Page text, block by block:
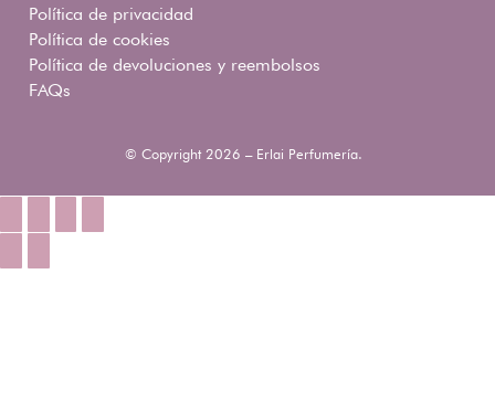
Política de privacidad
Política de cookies
Política de devoluciones y reembolsos
FAQs
© Copyright 2026 – Erlai Perfumería.